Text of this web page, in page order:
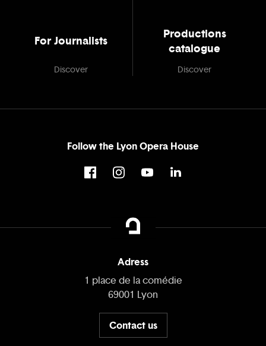
For Journalists
Discover
Productions
catalogue
Discover
Follow the Lyon Opera House
Adress
1 place de la comédie
69001 Lyon
Contact us